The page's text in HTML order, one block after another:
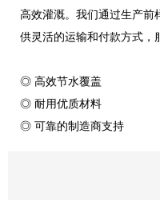
高效灌溉。我们通过生产前
供灵活的运输和付款方式，
◎ 高效节水覆盖
◎ 耐用优质材料
◎ 可靠的制造商支持